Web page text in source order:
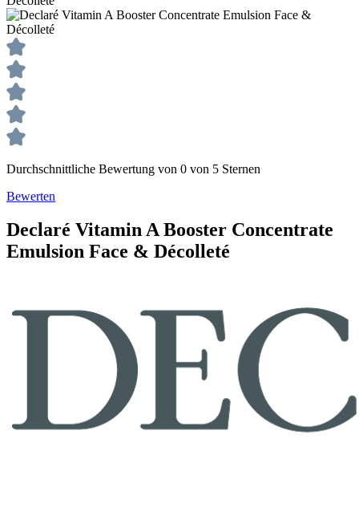
Durchschnittliche Bewertung von 0 von 5 Sternen
Bewerten
Declaré Vitamin A Booster Concentrate
Emulsion Face & Décolleté